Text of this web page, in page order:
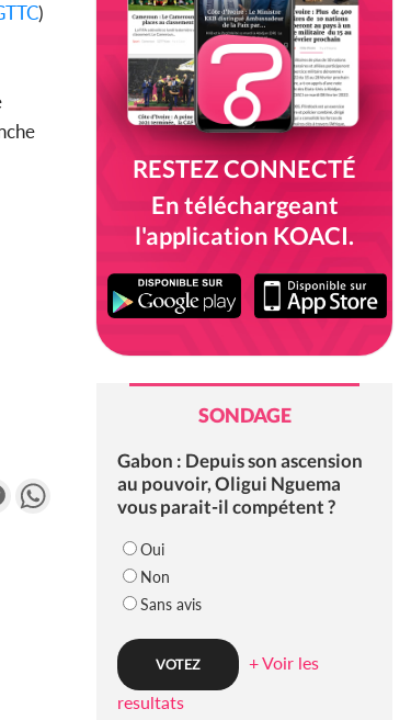
)
MessengerWhatsApp
RESTEZ CONNECTÉ
En téléchargeant
l'application KOACI.
SONDAGE
Gabon : Depuis son ascension
au pouvoir, Oligui Nguema
vous parait-il compétent ?
Oui
Non
Sans avis
+ Voir les
resultats